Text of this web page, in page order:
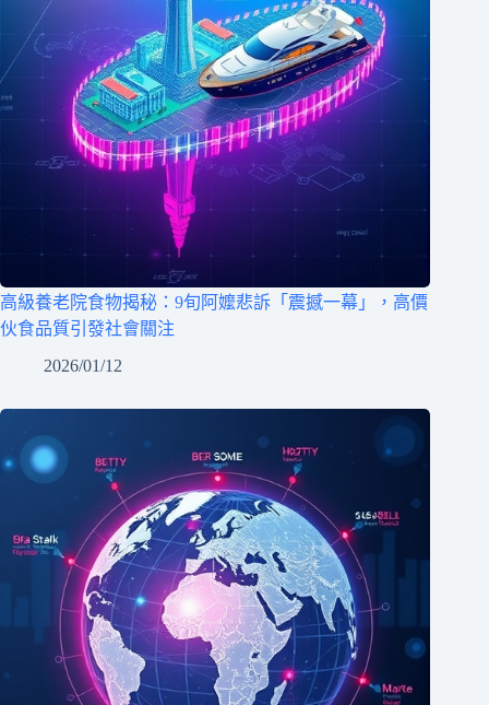
高級養老院食物揭秘：9旬阿嬤悲訴「震撼一幕」，高價
伙食品質引發社會關注
2026/01/12